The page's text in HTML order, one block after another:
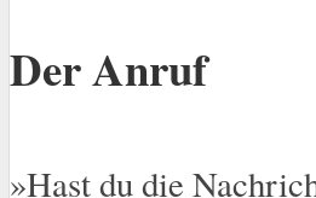
Der Anruf
»Hast du die